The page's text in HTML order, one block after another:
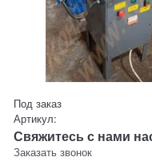
Под заказ
Артикул:
Свяжитесь с нами
Заказать звонок